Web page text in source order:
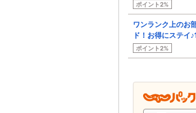
ポイント2%
ワンランク上のお
ド！お得にステイ
ポイント2%